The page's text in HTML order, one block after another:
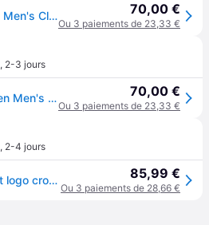
LACOSTE porte-monnaie Men's Classic Billfold Coin Wallet Marine 166 bleu marine 70,00 €
Ou 3 paiements de 23,33 €
, 2-3 jours
Lacoste Portefeuille moyen Men's Classic Taille Taille unique Marine - Marine 70,00 €
Ou 3 paiements de 23,33 €
, 2-4 jours
Portefeuille à double volet logo croco 85,99 €
Ou 3 paiements de 28,66 €